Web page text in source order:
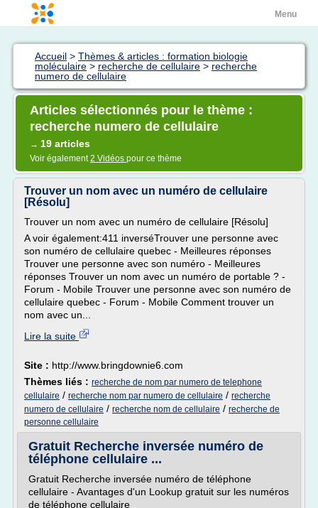
Menu
Accueil > Thèmes & articles : formation biologie
moléculaire > recherche de cellulaire > recherche
numero de cellulaire
Articles sélectionnés pour le thème :
recherche numero de cellulaire
→ 19 articles
Voir également2 Vidéos pour ce thème
Trouver un nom avec un numéro de cellulaire
[Résolu]
Trouver un nom avec un numéro de cellulaire [Résolu]
A voir également:411 inverséTrouver une personne avec
son numéro de cellulaire quebec - Meilleures réponses
Trouver une personne avec son numéro - Meilleures
réponses Trouver un nom avec un numéro de portable ? -
Forum - Mobile Trouver une personne avec son numéro de
cellulaire quebec - Forum - Mobile Comment trouver un
nom avec un...
Lire la suite
Site : http://www.bringdownie6.com
Thèmes liés : recherche de nom par numero de telephone
cellulaire / recherche nom par numero de cellulaire / recherche
numero de cellulaire / recherche nom de cellulaire / recherche de
personne cellulaire
Gratuit Recherche inversée numéro de
téléphone cellulaire ...
Gratuit Recherche inversée numéro de téléphone
cellulaire - Avantages d'un Lookup gratuit sur les numéros
de téléphone cellulaire